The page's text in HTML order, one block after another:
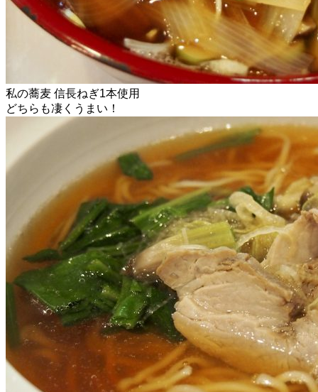
私の蕎麦 信長ねぎ1本使用
どちらも凄くうまい！